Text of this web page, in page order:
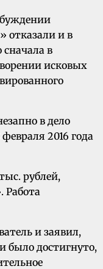
отказали и в
в
исковых
в дело
2016 года
рублей,
Работа
и заявил,
было достигнуто,